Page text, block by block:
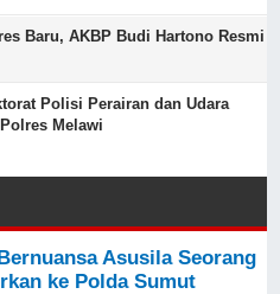
Baru, AKBP Budi Hartono Resmi
Polisi Perairan dan Udara
Melawi
Asusila Seorang
ke Polda Sumut